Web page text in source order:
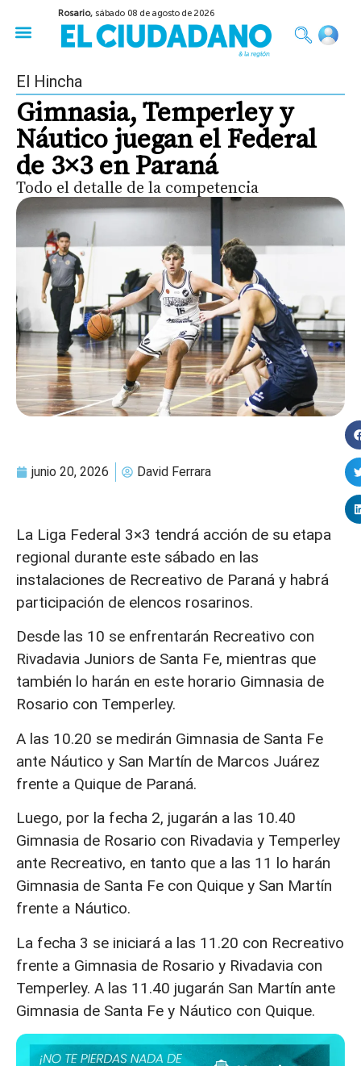
Rosario, sábado 08 de agosto de 2026
El Hincha
Gimnasia, Temperley y
Náutico juegan el Federal
de 3×3 en Paraná
Todo el detalle de la competencia
junio 20, 2026 David Ferrara
La Liga Federal 3×3 tendrá acción de su etapa
regional durante este sábado en las
instalaciones de Recreativo de Paraná y habrá
participación de elencos rosarinos.
Desde las 10 se enfrentarán Recreativo con
Rivadavia Juniors de Santa Fe, mientras que
también lo harán en este horario Gimnasia de
Rosario con Temperley.
A las 10.20 se medirán Gimnasia de Santa Fe
ante Náutico y San Martín de Marcos Juárez
frente a Quique de Paraná.
Luego, por la fecha 2, jugarán a las 10.40
Gimnasia de Rosario con Rivadavia y Temperley
ante Recreativo, en tanto que a las 11 lo harán
Gimnasia de Santa Fe con Quique y San Martín
frente a Náutico.
La fecha 3 se iniciará a las 11.20 con Recreativo
frente a Gimnasia de Rosario y Rivadavia con
Temperley. A las 11.40 jugarán San Martín ante
Gimnasia de Santa Fe y Náutico con Quique.